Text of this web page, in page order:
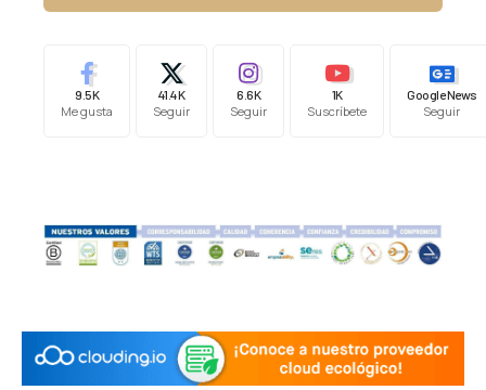
9.5K
Me gusta
41.4K
Seguir
6.6K
Seguir
1K
Suscríbete
Google News
Seguir